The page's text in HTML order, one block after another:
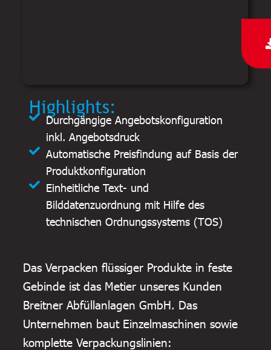
Highlights:
Durchgängige Angebotskonfiguration
inkl. Angebotsdruck
Automatische Preisfindung auf Basis der
Produktkonfiguration
Einheitliche Text- und
Bilddatenzuordnung mit Hilfe des
technischen Ordnungssystems (TOS)
Das Verpacken flüssiger Produkte in feste
Gebinde ist das Metier unseres Kunden
Breitner Abfüllanlagen GmbH. Das
Unternehmen baut Einzelmaschinen sowie
komplette Verpackungslinien: